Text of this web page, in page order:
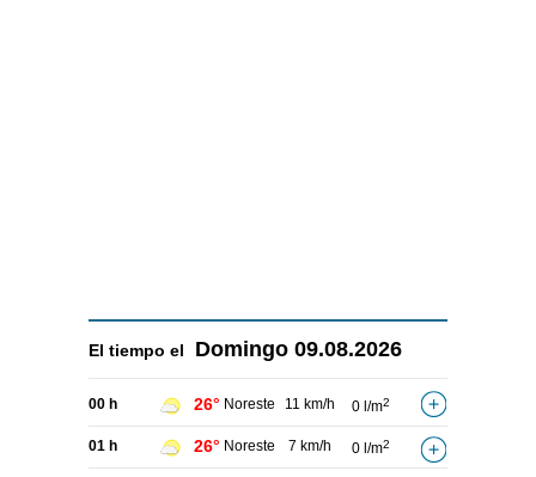
El tiempo el Domingo 09.08.2026
00 h 26° Noreste 11 km/h 0 l/m2
01 h 26° Noreste 7 km/h 0 l/m2